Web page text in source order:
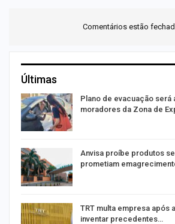
Comentários estão
Últimas
Plano de evacuação será
moradores da Zona de
Anvisa proíbe produtos
prometiam
TRT multa empresa após
inventar precedentes…